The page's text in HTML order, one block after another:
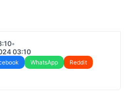
•
03:10
WhatsApp
Reddit